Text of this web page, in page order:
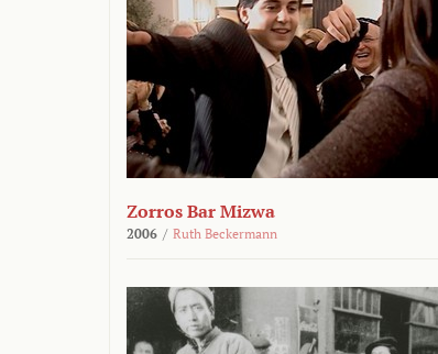
Zorros Bar Mizwa
2006 / Ruth Beckermann